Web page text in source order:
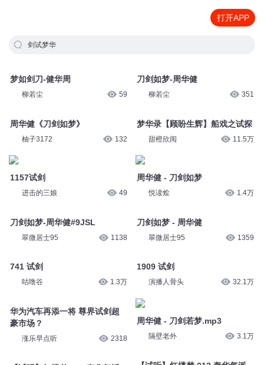
打开APP
剑试梦华
梦如剑刀-健华周
柳若尘 59
周华健《刀剑如梦》
柚子3172 132
1157试剑
进击的三娘 49
刀剑如梦-周华健#9JSL
翠微居士95 1138
741 试剑
咕噜谷 1.3万
华为汽车再添一将 尊界试剑超
豪市场？
涨乐早点听 2318
刀剑如梦-周华健
柳若尘 351
梦华录【顾盼生辉】船戏之试探
甜橙欣阅 11.5万
周华健 - 刀剑如梦
悦读烩 1.4万
刀剑如梦 - 周华健
翠微居士95 1359
1909 试剑
演播人骨头 32.1万
周华健 - 刀剑若梦.mp3
隔壁老外 3.1万